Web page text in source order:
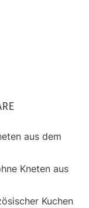
aus dem
Kneten aus
Kuchen